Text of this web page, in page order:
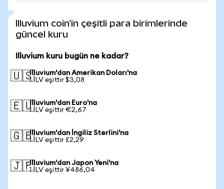
Illuvium coin'in çeşitli para birimlerinde
güncel kuru
Illuvium kuru bugün ne kadar?
🇺🇸Illuvium'dan Amerikan Doları'na
1 ILV eşittir $3,08
🇪🇺Illuvium'dan Euro'na
1 ILV eşittir €2,67
🇬🇧Illuvium'dan İngiliz Sterlini'na
1 ILV eşittir £2,29
🇯🇵Illuvium'dan Japon Yeni'na
1 ILV eşittir ¥486,04